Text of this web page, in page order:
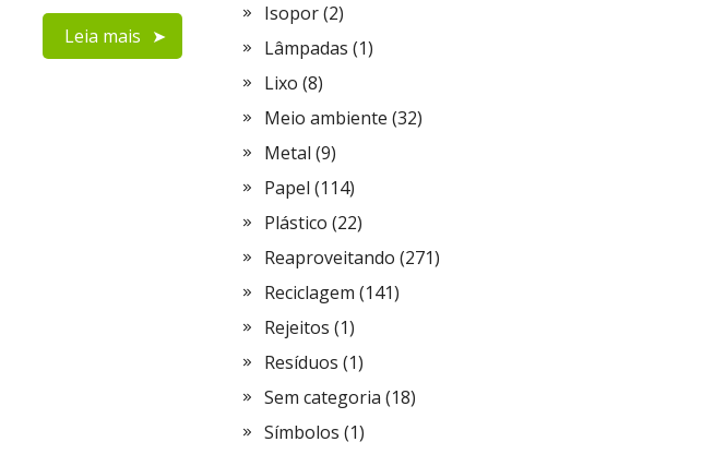
Leia mais
Isopor(2)
Lâmpadas (1)
Lixo (8)
Meio ambiente (32)
Metal (9)
Papel (114)
Plástico (22)
Reaproveitando (271)
Reciclagem (141)
Rejeitos (1)
Resíduos (1)
Sem categoria (18)
Símbolos (1)